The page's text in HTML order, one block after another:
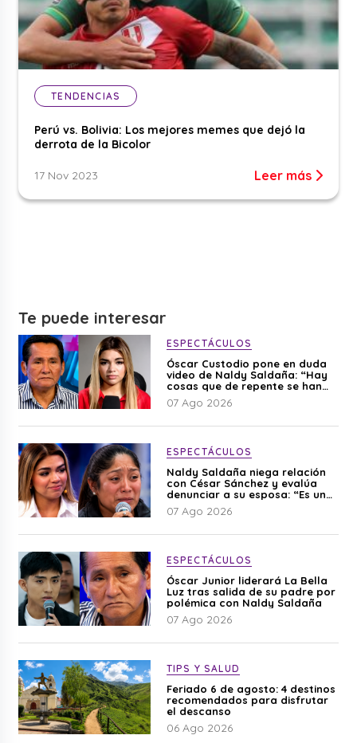
TENDENCIAS
Perú vs. Bolivia: Los mejores memes que dejó la
derrota de la Bicolor
17 Nov 2023 Leer más
Te puede interesar
ESPECTÁCULOS
Óscar Custodio pone en duda
video de Naldy Saldaña: “Hay
cosas que de repente se han
editado”
07 Ago 2026
ESPECTÁCULOS
Naldy Saldaña niega relación
con César Sánchez y evalúa
denunciar a su esposa: “Es una
difamación”
07 Ago 2026
ESPECTÁCULOS
Óscar Junior liderará La Bella
Luz tras salida de su padre por
polémica con Naldy Saldaña
07 Ago 2026
TIPS Y SALUD
Feriado 6 de agosto: 4 destinos
recomendados para disfrutar
el descanso
06 Ago 2026